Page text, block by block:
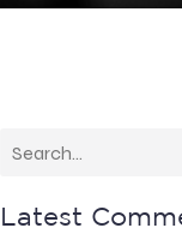
Latest